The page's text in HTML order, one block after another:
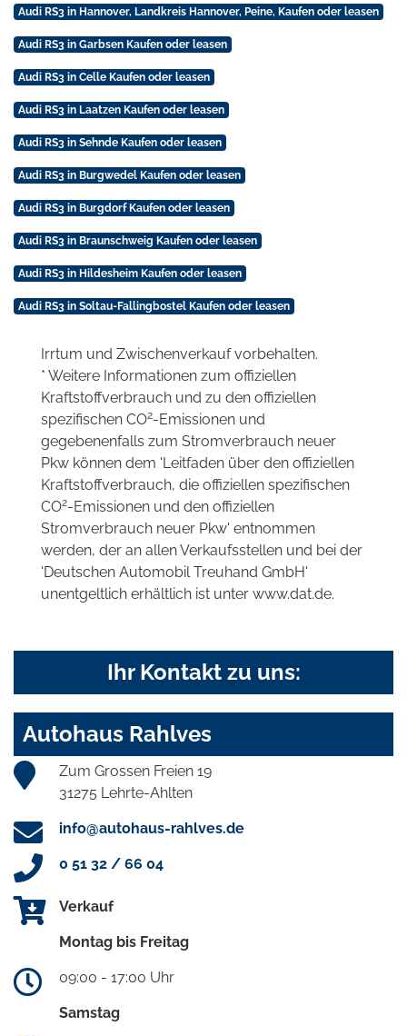
Audi RS3 in Hannover, Landkreis Hannover, Peine, Kaufen oder leasen
Audi RS3 in Garbsen Kaufen oder leasen
Audi RS3 in Celle Kaufen oder leasen
Audi RS3 in Laatzen Kaufen oder leasen
Audi RS3 in Sehnde Kaufen oder leasen
Audi RS3 in Burgwedel Kaufen oder leasen
Audi RS3 in Burgdorf Kaufen oder leasen
Audi RS3 in Braunschweig Kaufen oder leasen
Audi RS3 in Hildesheim Kaufen oder leasen
Audi RS3 in Soltau-Fallingbostel Kaufen oder leasen
Irrtum und Zwischenverkauf vorbehalten.
* Weitere Informationen zum offiziellen
Kraftstoffverbrauch und zu den offiziellen
spezifischen CO2-Emissionen und
gegebenenfalls zum Stromverbrauch neuer
Pkw können dem 'Leitfaden über den offiziellen
Kraftstoffverbrauch, die offiziellen spezifischen
CO2-Emissionen und den offiziellen
Stromverbrauch neuer Pkw' entnommen
werden, der an allen Verkaufsstellen und bei der
'Deutschen Automobil Treuhand GmbH'
unentgeltlich erhältlich ist unter www.dat.de.
Ihr Kontakt zu uns:
Autohaus Rahlves
Zum Grossen Freien 19
31275 Lehrte-Ahlten
info@autohaus-rahlves.de
0 51 32 / 66 04
Verkauf
Montag bis Freitag
09:00 - 17:00 Uhr
Samstag